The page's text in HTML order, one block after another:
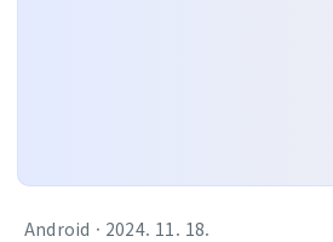
Android · 2024. 11. 18.